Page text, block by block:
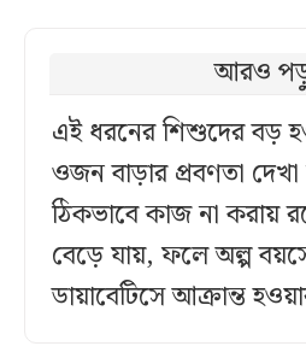
আরও
এই ধরনের শিশুদের বড়
ওজন বাড়ার প্রবণতা
ঠিকভাবে কাজ না করায়
বেড়ে যায়, ফলে অল্প
ডায়াবেটিসে আক্রান্ত